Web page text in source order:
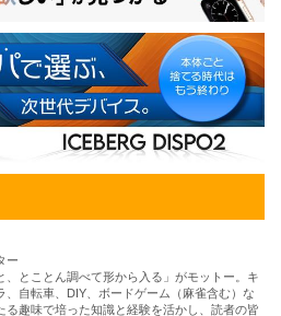
ー
、とことん調べて形から入る」がモットー。キ
、自転車、DIY、ボードゲーム（麻雀含む）な
る趣味で培った知識と経験を活かし、読者の皆